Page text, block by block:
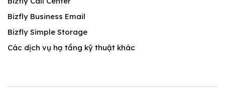
Bizfly Business Email
Bizfly Simple Storage
Các dịch vụ hạ tầng kỹ thuật khác